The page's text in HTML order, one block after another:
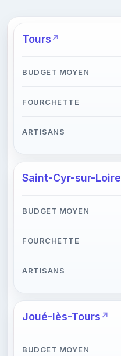
Tours
Saint-Cyr-sur-Loire
Joué-lès-Tours